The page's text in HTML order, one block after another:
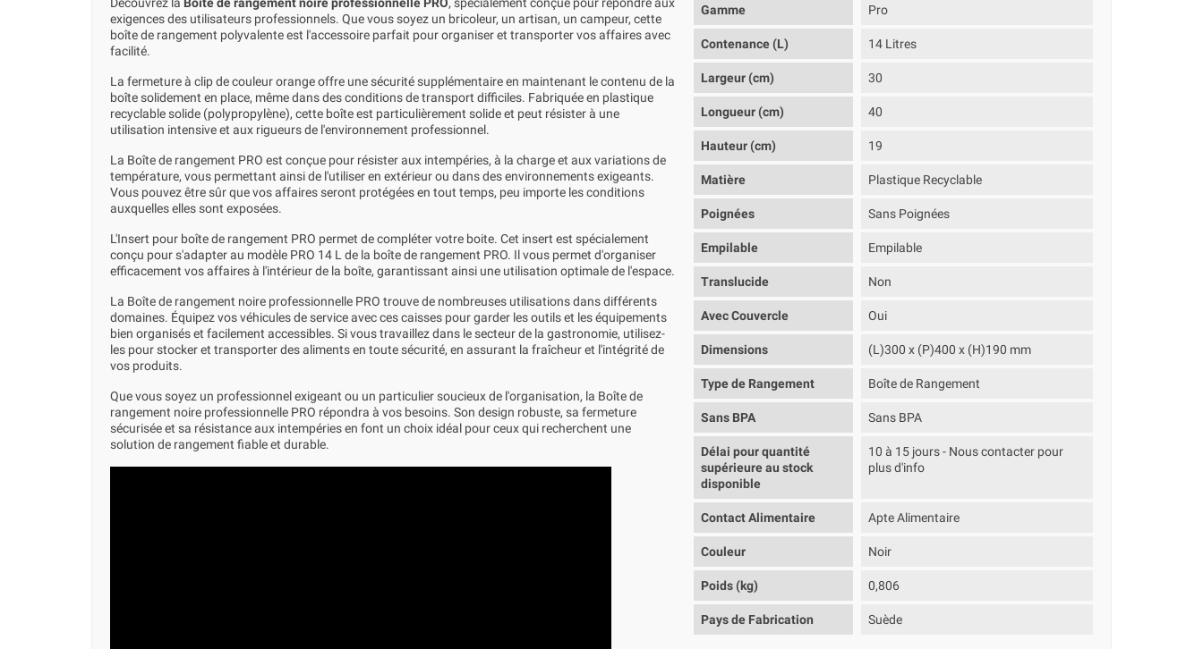
exigences des utilisateurs professionnels. Que vous soyez un bricoleur, un artisan, un campeur, cette
boîte de rangement polyvalente est l'accessoire parfait pour organiser et transporter vos affaires avec
facilité.
La fermeture à clip de couleur orange offre une sécurité supplémentaire en maintenant le contenu de la
boîte solidement en place, même dans des conditions de transport difficiles. Fabriquée en plastique
recyclable solide (polypropylène), cette boîte est particulièrement solide et peut résister à une
utilisation intensive et aux rigueurs de l'environnement professionnel.
La Boîte de rangement PRO est conçue pour résister aux intempéries, à la charge et aux variations de
température, vous permettant ainsi de l'utiliser en extérieur ou dans des environnements exigeants.
Vous pouvez être sûr que vos affaires seront protégées en tout temps, peu importe les conditions
auxquelles elles sont exposées.
L'Insert pour boîte de rangement PRO permet de compléter votre boite. Cet insert est spécialement
conçu pour s'adapter au modèle PRO 14 L de la boîte de rangement PRO. Il vous permet d'organiser
efficacement vos affaires à l'intérieur de la boîte, garantissant ainsi une utilisation optimale de l'espace.
La Boîte de rangement noire professionnelle PRO trouve de nombreuses utilisations dans différents
domaines. Équipez vos véhicules de service avec ces caisses pour garder les outils et les équipements
bien organisés et facilement accessibles. Si vous travaillez dans le secteur de la gastronomie, utilisez-
les pour stocker et transporter des aliments en toute sécurité, en assurant la fraîcheur et l'intégrité de
vos produits.
Que vous soyez un professionnel exigeant ou un particulier soucieux de l'organisation, la Boîte de
rangement noire professionnelle PRO répondra à vos besoins. Son design robuste, sa fermeture
sécurisée et sa résistance aux intempéries en font un choix idéal pour ceux qui recherchent une
solution de rangement fiable et durable.
Gamme Pro
Contenance (L) 14 Litres
Largeur (cm) 30
Longueur (cm) 40
Hauteur (cm) 19
Matière Plastique Recyclable
Poignées Sans Poignées
Empilable Empilable
Translucide Non
Avec Couvercle Oui
Dimensions (L)300 x (P)400 x (H)190 mm
Type de Rangement Boîte de Rangement
Sans BPA Sans BPA
Délai pour quantité
supérieure au stock
disponible
10 à 15 jours - Nous contacter pour
plus d'info
Contact Alimentaire Apte Alimentaire
Couleur Noir
Poids (kg) 0,806
Pays de Fabrication Suède